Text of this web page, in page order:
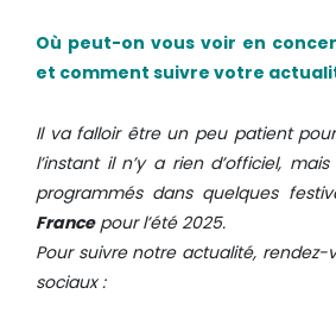
Où peut-on vous voir en
et comment suivre votre
Il va falloir être un peu patient
l’instant il n’y a rien d’officiel,
programmés dans quelques
Francepour l’été 2025.
Pour suivre notre actualité, rendez-
sociaux :